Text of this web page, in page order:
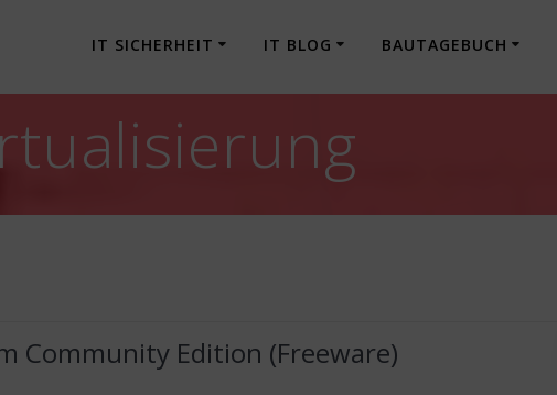
IT SICHERHEIT IT BLOG BAUTAGEBUCH
Community Edition (Freeware)